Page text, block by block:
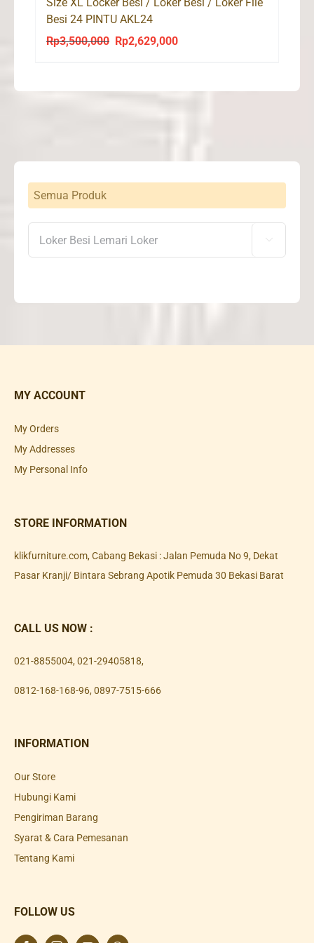
Size XL Locker Besi / Loker Besi / Loker File
Besi 24 PINTU AKL24
Rp3,500,000
Original
Rp2,629,000Current
Semua Produk

MY ACCOUNT
My Orders
My Addresses
My Personal Info
STORE INFORMATION
klikfurniture.com, Cabang Bekasi : Jalan Pemuda No 9, Dekat
Pasar Kranji/ Bintara Sebrang Apotik Pemuda 30 Bekasi Barat
CALL US NOW :
021-8855004, 021-29405818,
0812-168-168-96, 0897-7515-666
INFORMATION
Our Store
Hubungi Kami
Pengiriman Barang
Syarat & Cara Pemesanan
Tentang Kami
FOLLOW US